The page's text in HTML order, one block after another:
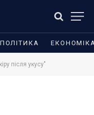
ПОЛІТИКА
після укусу"